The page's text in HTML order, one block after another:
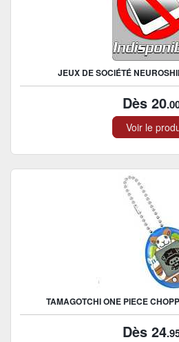
JEUX DE SOCIÉTÉ
Dès 20
Voir le
TAMAGOTCHI ONE PIECE
Dès 24